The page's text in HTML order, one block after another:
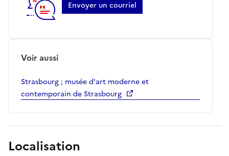
Envoyer un courriel
Voir aussi
Strasbourg ; musée d'art moderne et
contemporain de Strasbourg
Localisation